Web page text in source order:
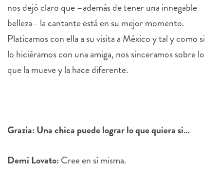
nos dejó claro que –además de tener una innegable
belleza– la cantante está en su mejor momento.
Platicamos con ella a su visita a México y tal y como si
lo hiciéramos con una amiga, nos sinceramos sobre lo
que la mueve y la hace diferente.
Grazia: Una chica puede lograr lo que quiera si…
Demi Lovato: Cree en sí misma.